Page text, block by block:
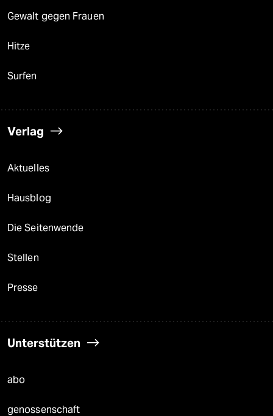
Gewalt gegen Frauen
Hitze
Surfen
Verlag
Aktuelles
Hausblog
Die Seitenwende
Stellen
Presse
Unterstützen
abo
genossenschaft